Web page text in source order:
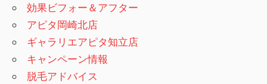
効果ビフォー＆アフター
アピタ岡崎北店
ギャラリエアピタ知立店
キャンペーン情報
脱毛アドバイス